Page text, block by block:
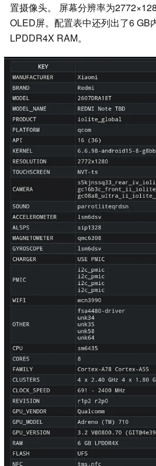
置摄像头。 屏幕分辨率为
OLED屏。配置表中还列出了6 GB
LPDDR4X RAM。